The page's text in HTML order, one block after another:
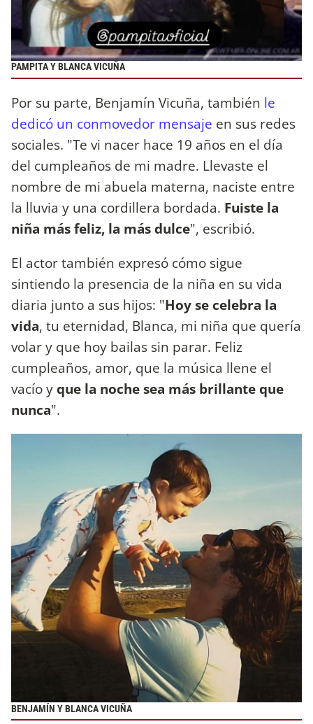
PAMPITA Y BLANCA VICUÑA
Por su parte, Benjamín Vicuña, también le
dedicó un conmovedor mensaje en sus redes
sociales. "Te vi nacer hace 19 años en el día
del cumpleaños de mi madre. Llevaste el
nombre de mi abuela materna, naciste entre
la lluvia y una cordillera bordada. Fuiste la
niña más feliz, la más dulce", escribió.
El actor también expresó cómo sigue
sintiendo la presencia de la niña en su vida
diaria junto a sus hijos: "Hoy se celebra la
vida, tu eternidad, Blanca, mi niña que quería
volar y que hoy bailas sin parar. Feliz
cumpleaños, amor, que la música llene el
vacío yque la noche sea más brillante que
nunca".
BENJAMÍN Y BLANCA VICUÑA